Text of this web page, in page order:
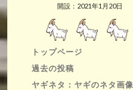
開設：2021年1月20日
トップページ
過去の投稿
ヤギネタ：ヤギのネタ画像